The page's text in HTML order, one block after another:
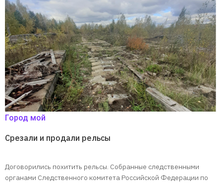
Город мой
Срезали и продали рельсы
Договорились похитить рельсы. Собранные следственными
органами Следственного комитета Российской Федерации по